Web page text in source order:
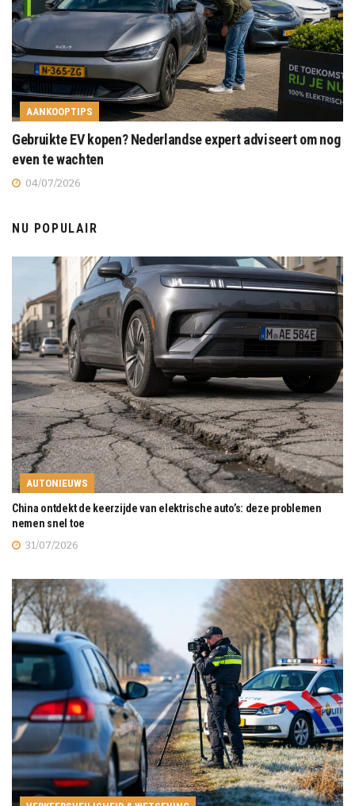
AANKOOPTIPS
Gebruikte EV kopen? Nederlandse expert adviseert om nog
even te wachten
04/07/2026
NU POPULAIR
AUTONIEUWS
China ontdekt de keerzijde van elektrische auto’s: deze problemen
nemen snel toe
31/07/2026